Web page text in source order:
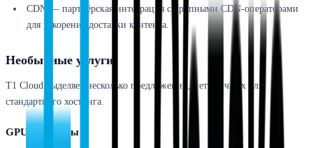
CDN — партнёрская интеграция с крупными CDN-операторами
для ускорения доставки контента.
Необычные услуги
T1 Cloud выделяет несколько предложений, нетипичных для
стандартного хостинга.
GPU-инстансы